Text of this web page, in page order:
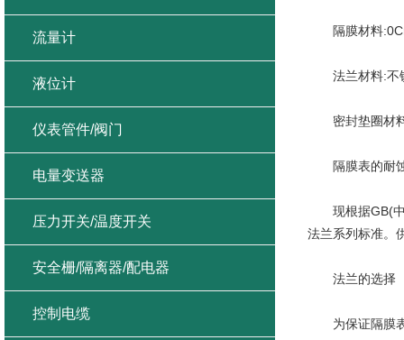
隔膜材料
法兰材料:不锈
密封垫圈材料:
隔膜表的耐
现根据GB(中
法兰系列标准。
法兰的选择
为保证隔膜表
流量计
液位计
仪表管件/阀门
电量变送器
压力开关/温度开关
安全栅/隔离器/配电器
控制电缆